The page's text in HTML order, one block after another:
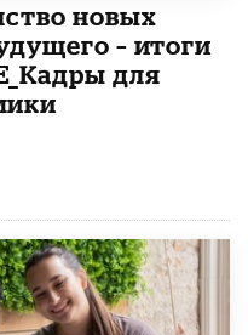
новых
– итоги
для